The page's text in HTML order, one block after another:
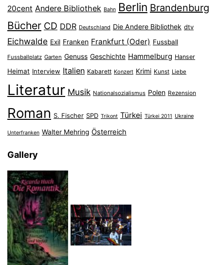
20cent Andere Bibliothek Bahn Berlin Brandenburg
Bücher CD DDR Deutschland Die Andere Bibliothek dtv
Eichwalde Exil Franken Frankfurt (Oder) Fussball
Fussballplatz Garten Genuss Geschichte Hammelburg Hanser
Heimat Interview Italien Kabarett Konzert Krimi Kunst Liebe
Literatur Musik Nationalsozialismus Polen Rezension
Roman S. Fischer SPD Trikont Türkei Türkei 2011 Ukraine
Unterfranken Walter Mehring Österreich
Gallery